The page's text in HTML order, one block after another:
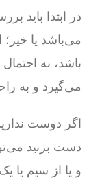
در ابتدا باید
می‌باشد یا
باشد، به
می‌گیرد و به
اگر دوست
دست بزنید
و یا از سیم یا